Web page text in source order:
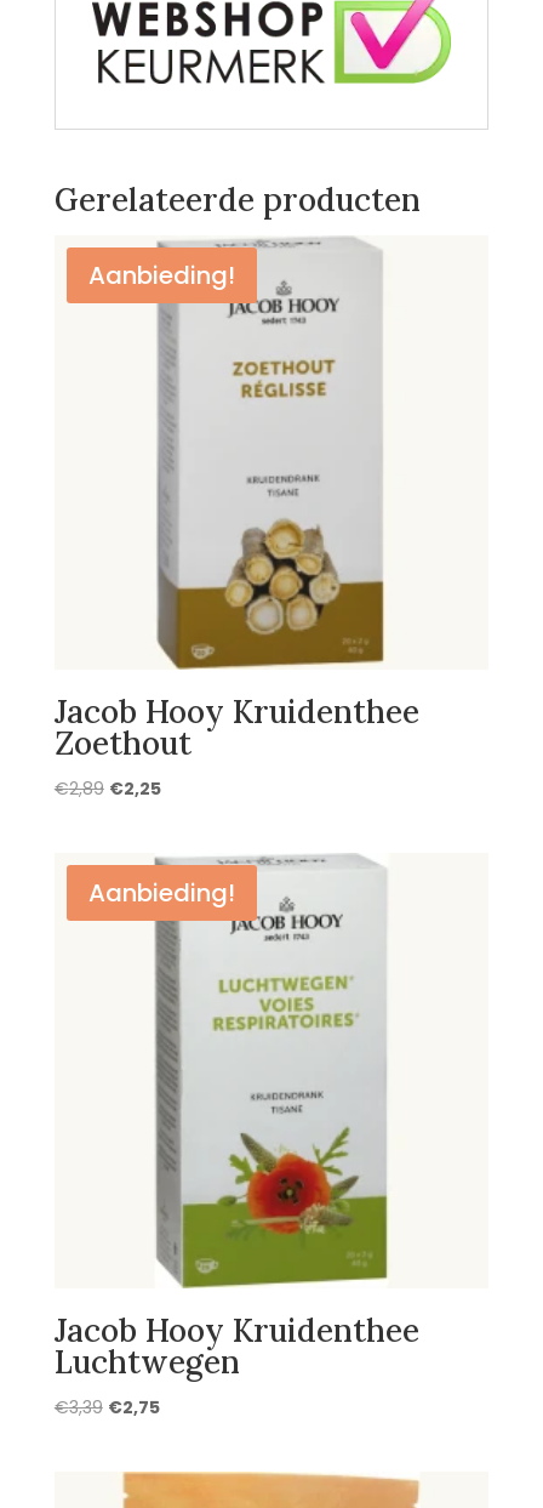
Gerelateerde producten
Aanbieding!
Jacob Hooy Kruidenthee
Zoethout
€2,89 Oorspronkelijke
€2,89.
€2,25Huidige
€2,25.
Aanbieding!
Jacob Hooy Kruidenthee
Luchtwegen
€3,39 Oorspronkelijke
€3,39.
€2,75Huidige